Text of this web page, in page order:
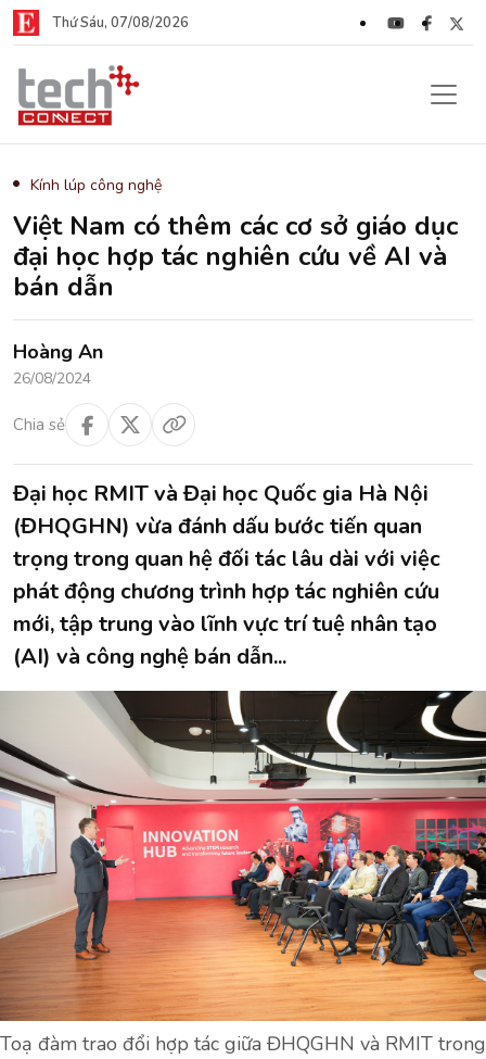
Thứ Sáu, 07/08/2026
Kính lúp công nghệ
Việt Nam có thêm các cơ sở giáo dục
đại học hợp tác nghiên cứu về AI và
bán dẫn
Hoàng An
26/08/2024
Chia sẻ
Đại học RMIT và Đại học Quốc gia Hà Nội
(ĐHQGHN) vừa đánh dấu bước tiến quan
trọng trong quan hệ đối tác lâu dài với việc
phát động chương trình hợp tác nghiên cứu
mới, tập trung vào lĩnh vực trí tuệ nhân tạo
(AI) và công nghệ bán dẫn...
Toạ đàm trao đổi hợp tác giữa ĐHQGHN và RMIT trong